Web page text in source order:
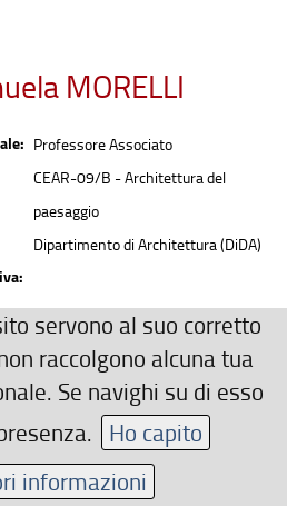
MORELLI
Professore Associato
CEAR-09/B - Architettura del
paesaggio
Dipartimento di Architettura (DiDA)
servono al suo corretto
raccolgono alcuna tua
Se navighi su di esso
Ho capito
informazioni